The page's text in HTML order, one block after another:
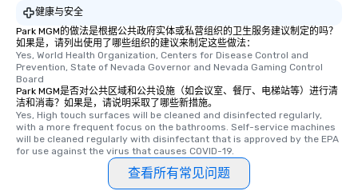
健康与安全
Park MGM的做法是根据公共政府实体或私营组织的卫生服务建议制定的吗？
如果是，请列出使用了哪些组织的建议来制定这些做法：
Yes, World Health Organization, Centers for Disease Control and
Prevention, State of Nevada Governor and Nevada Gaming Control
Board
Park MGM是否对公共区域和公共设施（如会议室、餐厅、电梯站等）进行清
洁和消毒？如果是，请说明采取了哪些新措施。
Yes, High touch surfaces will be cleaned and disinfected regularly,
with a more frequent focus on the bathrooms. Self-service machines
will be cleaned regularly with disinfectant that is approved by the EPA
for use against the virus that causes COVID-19.
查看所有常见问题